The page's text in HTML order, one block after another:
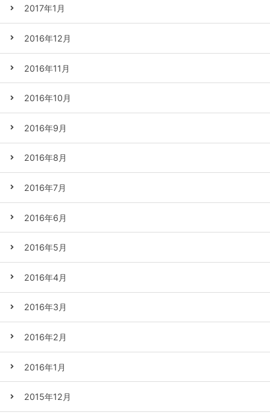
2017年1月
2016年12月
2016年11月
2016年10月
2016年9月
2016年8月
2016年7月
2016年6月
2016年5月
2016年4月
2016年3月
2016年2月
2016年1月
2015年12月